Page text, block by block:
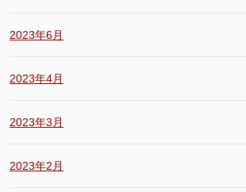
2023年6月
2023年4月
2023年3月
2023年2月